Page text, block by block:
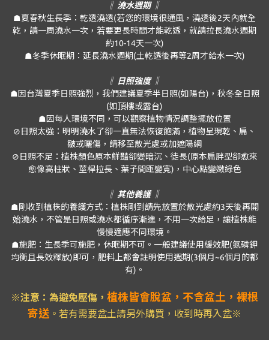
‖ 澆水週期 ‖
☗夏春秋生長季：乾透澆透(若您的環境很通風，澆透後2天內就全
乾，請一周澆水一次，若要更長時間才能乾透，就請拉長澆水週期
約10-14天一次)
☗冬季休眠期：延長澆水週期(土乾透後再等2周才給水一次)
‖ 日照強度 ‖
☗因台灣夏季日照強烈，我們建議夏季半日照(如陽台)，秋冬全日照
(如頂樓或露台)
☗因每人環境不同，可以觀察植物情況調整擺放位置
⊘日照太強：明明澆水了卻一直無法恢復飽滿，植物呈現乾、扁、
皺或曬傷，請移至散光處或加遮陽網
⊘日照不足：植株顏色原本鮮豔卻變暗沉、徒長(原本扁胖型卻愈來
愈像高柱狀、莖桿拉長、葉子間距變寬)，中心點變嫩綠色
‖ 其他養護 ‖
☗剛收到植株的養護方式：植株剛到請先放置於散光處約3天後再開
始澆水，不管是日照或澆水都循序漸進，不用一次給足，讓植株能
慢慢適應不同環境。
☗施肥：生長季可施肥，休眠期不可。一般建議使用緩效肥(氮磷鉀
均衡且長效釋放)即可，肥料上都會註明使用週期(3個月~6個月的都
有)。
※注意：為避免壓傷 ， 植株皆會脫盆，不含盆土，裸根
寄送 。若有需要盆土請另外購買，收到時再入盆※